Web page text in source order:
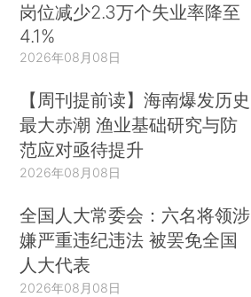
岗位减少2.3万个失业率降至
4.1%
2026年08月08日
【周刊提前读】海南爆发历史
最大赤潮 渔业基础研究与防
范应对亟待提升
2026年08月08日
全国人大常委会：六名将领涉
嫌严重违纪违法 被罢免全国
人大代表
2026年08月08日